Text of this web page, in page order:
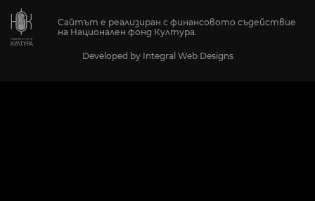
Сайтът е реализиран с финансовото съдействие
на Национален фонд Култура.
Developed by Integral Web Designs